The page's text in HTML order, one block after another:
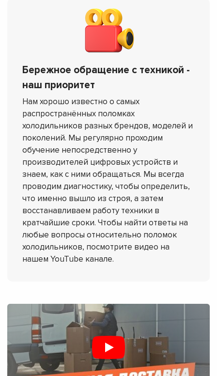
Бережное обращение с техникой -
наш приоритет
Нам хорошо известно о самых
распространённых поломках
холодильников разных брендов, моделей и
поколений. Мы регулярно проходим
обучение непосредственно у
производителей цифровых устройств и
знаем, как с ними обращаться. Мы всегда
проводим диагностику, чтобы определить,
что именно вышло из строя, а затем
восстанавливаем работу техники в
кратчайшие сроки. Чтобы найти ответы на
любые вопросы относительно поломок
холодильников, посмотрите видео на
нашем YouTube канале.